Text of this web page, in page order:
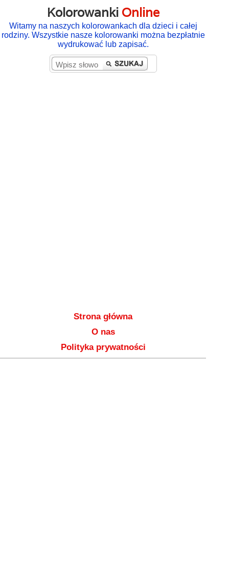
Kolorowanki Online
Witamy na naszych kolorowankach dla dzieci i całej
rodziny. Wszystkie nasze kolorowanki można bezpłatnie
wydrukować lub zapisać.
Strona główna
O nas
Polityka prywatności